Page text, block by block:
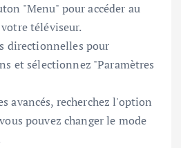
"Menu" pour accéder au
téléviseur.
directionnelles pour
et sélectionnez "Paramètres
avancés, recherchez l'option
pouvez changer le mode